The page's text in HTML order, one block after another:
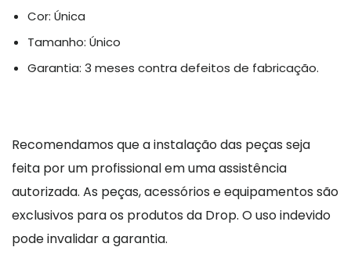
Cor: Única
Tamanho: Único
Garantia: 3 meses contra defeitos de fabricação.
Recomendamos que a instalação das peças seja
feita por um profissional em uma assistência
autorizada. As peças, acessórios e equipamentos são
exclusivos para os produtos da Drop. O uso indevido
pode invalidar a garantia.